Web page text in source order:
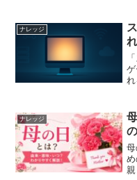
ナレッジ
ナレッジ